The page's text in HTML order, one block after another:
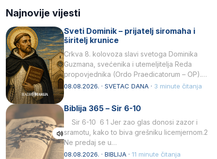
Najnovije vijesti
Sveti Dominik – prijatelj siromaha i
širitelj krunice
Crkva 8. kolovoza slavi svetoga Dominika
Guzmana, svećenika i utemeljitelja Reda
propovjednika (Ordo Praedicatorum – OP).
Svojim životom, dubokom ljubavlju prema
08.08.2026. · SVETAC DANA · 3 minute čitanja
Biblija 365 – Sir 6-10
Sir 6-10 6 1 Jer zao glas donosi zazor i
sramotu, kako to biva grešniku licemjernom.2
Ne predaj se u…
08.08.2026. · BIBLIJA · 11 minute čitanja